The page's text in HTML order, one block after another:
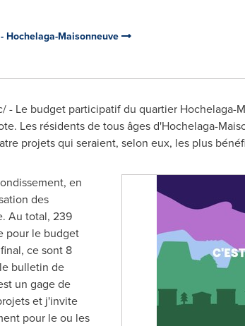
Maisonneuve
- Le budget participatif du quartier
Les résidents de tous âges d'Hochelaga-
projets qui seraient, selon eux, les plus
en
des
Au total, 239
pour le budget
ce sont 8
bulletin de
un gage de
et j'invite
pour le ou les